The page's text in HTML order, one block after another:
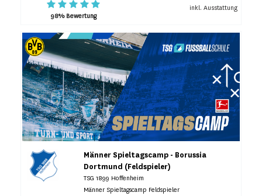
98% Bewertung
inkl. Ausstattung
Männer Spieltagscamp - Borussia
Dortmund (Feldspieler)
TSG 1899 Hoffenheim
Männer Spieltagscamp Feldspieler